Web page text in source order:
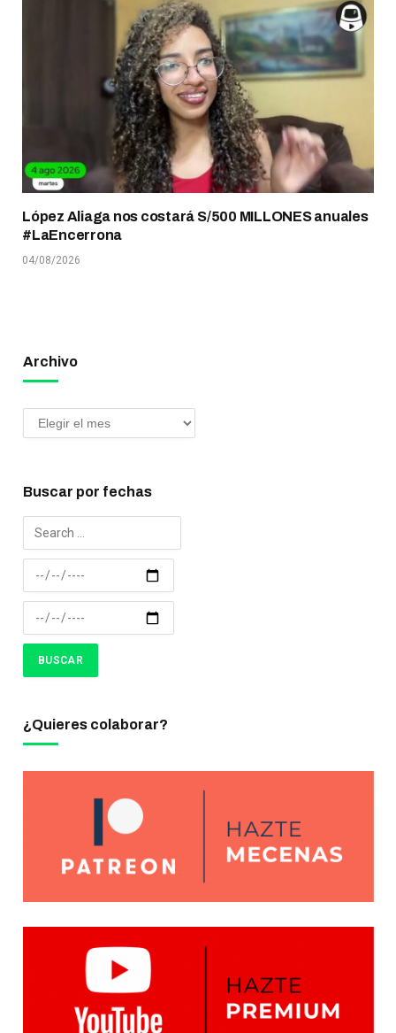
López Aliaga nos costará S/500 MILLONES anuales
#LaEncerrona
04/08/2026
Archivo
Buscar por fechas
¿Quieres colaborar?